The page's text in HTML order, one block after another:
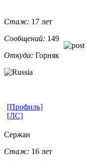
Стаж: 17 лет
Сообщений: 149
Откуда: Горняк
[Профиль]
[ЛС]
Сержан
Стаж: 16 лет